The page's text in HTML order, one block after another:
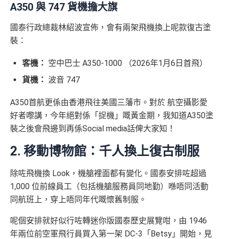
A350 與 747 貨機擔大旗
國泰行政總裁林紹波宣佈，會有兩架飛機換上呢款復古塗
裝：
客機： 空中巴士 A350-1000 （2026年1月6日首飛）
貨機： 波音 747
A350首航更係由香港飛往美國三藩市。對於 航空攝影愛
好者嚟講，今年絕對係「捉機」嘅黃金期，我知道A350塗
裝之後會飛邊到再係Social media話俾大家知！
2. 移動博物館：千人換上復古制服
除咗飛機換 Look，機艙裡面都有變化。國泰安排咗超過
1,000 位前線員工（包括機艙服務員同地勤）喺唔同活動
同航班上，穿上唔同年代嘅懷舊制服。
呢個安排就好似行咗轉迷你版國泰歷史展覽咁，由 1946
年兩位前空軍飛行員買入第一架 DC-3「Betsy」開始，見